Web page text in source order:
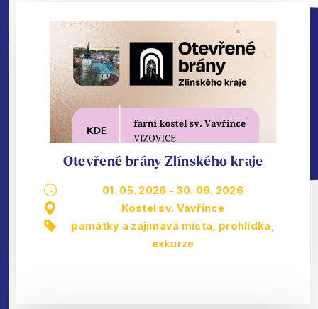
Otevřené brány Zlínského kraje
01. 05. 2026 - 30. 09. 2026
Kostel sv. Vavřince
památky a zajímavá místa
prohlídka,
exkurze